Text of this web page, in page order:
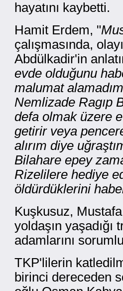
hayatını kaybetti.
Hamit Erdem, "
çalışmasında,
Abdülkadir'in
evde olduğunu
malumat
Nemlizade Ragıp
defa olmak üzere
getirir veya
alırım diye
Bilahare epey
Rizelilere hediye
öldürdüklerini
Kuşkusuz,
yoldaşın yaşadığı
adamlarını
TKP'lilerin
birinci dereceden